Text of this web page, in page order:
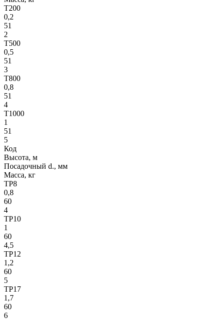
T200
0,2
51
2
T500
0,5
51
3
T800
0,8
51
4
T1000
1
51
5
Код
Высота, м
Посадочный d., мм
Масса, кг
TP8
0,8
60
4
TP10
1
60
4,5
TP12
1,2
60
5
TP17
1,7
60
6